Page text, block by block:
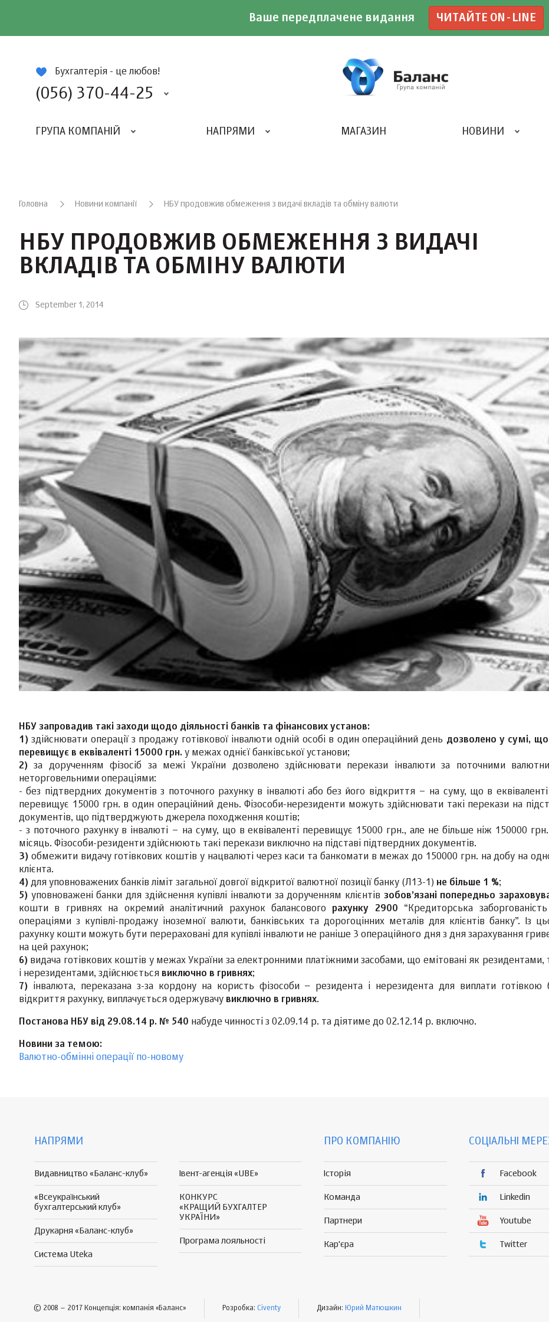
Ваше передплачене видання ЧИТАЙТЕ ON-LINE
Бухгалтерія - це любов!
(056) 370-44-25
ГРУПА КОМПАНІЙ НАПРЯМИ МАГАЗИН НОВИНИ
Головна Новини компанії НБУ продовжив обмеження з видачі вкладів та обміну валюти
НБУ ПРОДОВЖИВ ОБМЕЖЕННЯ З ВИДАЧІ
ВКЛАДІВ ТА ОБМІНУ ВАЛЮТИ
September 1, 2014
НБУ запровадив такі заходи щодо діяльності банків та фінансових установ:
1) здійснювати операції з продажу готівкової інвалюти одній особі в один операційний день дозволено у сумі, що
перевищує в еквіваленті 15000 грн. у межах однієї банківської установи;
2) за дорученням фізосіб за межі України дозволено здійснювати перекази інвалюти за поточними
неторговельними операціями:
- без підтвердних документів з поточного рахунку в інвалюті або без його відкриття – на суму, що в
перевищує 15000 грн. в один операційний день. Фізособи-нерезиденти можуть здійснювати такі перекази на
документів, що підтверджують джерела походження коштів;
- з поточного рахунку в інвалюті – на суму, що в еквіваленті перевищує 15000 грн., але не більше ніж 150000
місяць. Фізособи-резиденти здійснюють такі перекази виключно на підставі підтвердних документів.
3) обмежити видачу готівкових коштів у нацвалюті через каси та банкомати в межах до 150000 грн. на добу на
клієнта.
4) для уповноважених банків ліміт загальної довгої відкритої валютної позиції банку (Л13-1) не більше 1 %;
5) уповноважені банки для здійснення купівлі інвалюти за дорученням клієнтів зобов’язані попередньо
кошти в гривнях на окремий аналітичний рахунок балансового рахунку 2900 “Кредиторська
операціями з купівлі-продажу іноземної валюти, банківських та дорогоцінних металів для клієнтів банку”. Із
рахунку кошти можуть бути перераховані для купівлі інвалюти не раніше 3 операційного дня з дня зарахування
на цей рахунок;
6) видача готівкових коштів у межах України за електронними платіжними засобами, що емітовані як резидентами,
і нерезидентами, здійснюється виключно в гривнях;
7) інвалюта, переказана з-за кордону на користь фізособи − резидента і нерезидента для виплати готівкою
відкриття рахунку, виплачується одержувачу виключно в гривнях.
Постанова НБУ від 29.08.14 р. № 540 набуде чинності з 02.09.14 р. та діятиме до 02.12.14 р. включно.
Новини за темою:
Валютно-обмінні операції по-новому
НАПРЯМИ
Видавництво «Баланс-клуб»
«Всеукраїнський
бухгалтерський клуб»
Друкарня «Баланс-клуб»
Система Uteka
Івент-агенція «UBE»
КОНКУРС
«КРАЩИЙ БУХГАЛТЕР
УКРАЇНИ»
Програма лояльності
ПРО КОМПАНІЮ
Історія
Команда
Партнери
Кар'єра
СОЦІАЛЬНІ
Facebook
Linkedin
Youtube
Twitter
© 2008 – 2017 Концепція: компанія «Баланс» Розробка: Civenty Дизайн: Юрий Матюшкин